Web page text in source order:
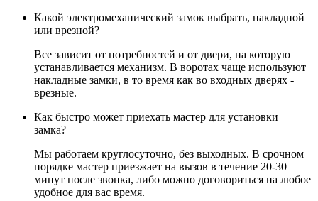
Какой электромеханический замок выбрать, накладной
или врезной?
Все зависит от потребностей и от двери, на которую
устанавливается механизм. В воротах чаще используют
накладные замки, в то время как во входных дверях -
врезные.
Как быстро может приехать мастер для установки
замка?
Мы работаем круглосуточно, без выходных. В срочном
порядке мастер приезжает на вызов в течение 20-30
минут после звонка, либо можно договориться на любое
удобное для вас время.